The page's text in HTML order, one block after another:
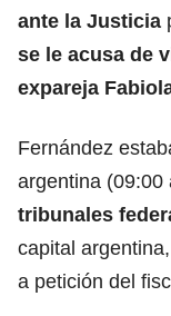
ante la Justicia
se le acusa de
expareja
Fernández
argentina (09:00
tribunales
capital
a petición del